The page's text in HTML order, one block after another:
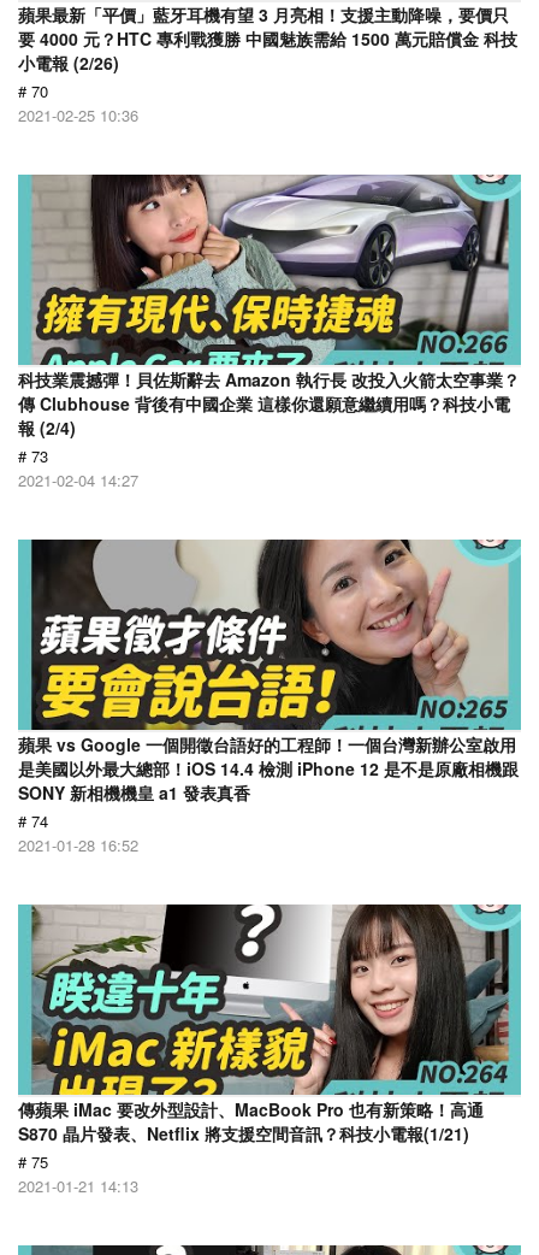
蘋果最新「平價」藍牙耳機有望 3 月亮相！支援主動降噪，要價只
要 4000 元？HTC 專利戰獲勝 中國魅族需給 1500 萬元賠償金 科技
小電報 (2/26)
# 70
2021-02-25 10:36
科技業震撼彈！貝佐斯辭去 Amazon 執行長 改投入火箭太空事業？
傳 Clubhouse 背後有中國企業 這樣你還願意繼續用嗎？科技小電
報 (2/4)
# 73
2021-02-04 14:27
蘋果 vs Google 一個開徵台語好的工程師！一個台灣新辦公室啟用
是美國以外最大總部！iOS 14.4 檢測 iPhone 12 是不是原廠相機跟
SONY 新相機機皇 a1 發表真香
# 74
2021-01-28 16:52
傳蘋果 iMac 要改外型設計、MacBook Pro 也有新策略！高通
S870 晶片發表、Netflix 將支援空間音訊？科技小電報(1/21)
# 75
2021-01-21 14:13